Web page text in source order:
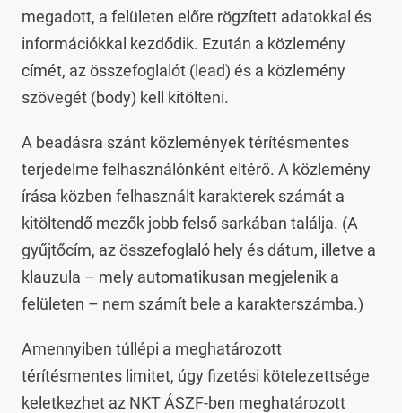
megadott, a felületen előre rögzített adatokkal és
információkkal kezdődik. Ezután a közlemény
címét, az összefoglalót (lead) és a közlemény
szövegét (body) kell kitölteni.
A beadásra szánt közlemények térítésmentes
terjedelme felhasználónként eltérő. A közlemény
írása közben felhasznált karakterek számát a
kitöltendő mezők jobb felső sarkában találja. (A
gyűjtőcím, az összefoglaló hely és dátum, illetve a
klauzula – mely automatikusan megjelenik a
felületen – nem számít bele a karakterszámba.)
Amennyiben túllépi a meghatározott
térítésmentes limitet, úgy fizetési kötelezettsége
keletkezhet az NKT ÁSZF-ben meghatározott